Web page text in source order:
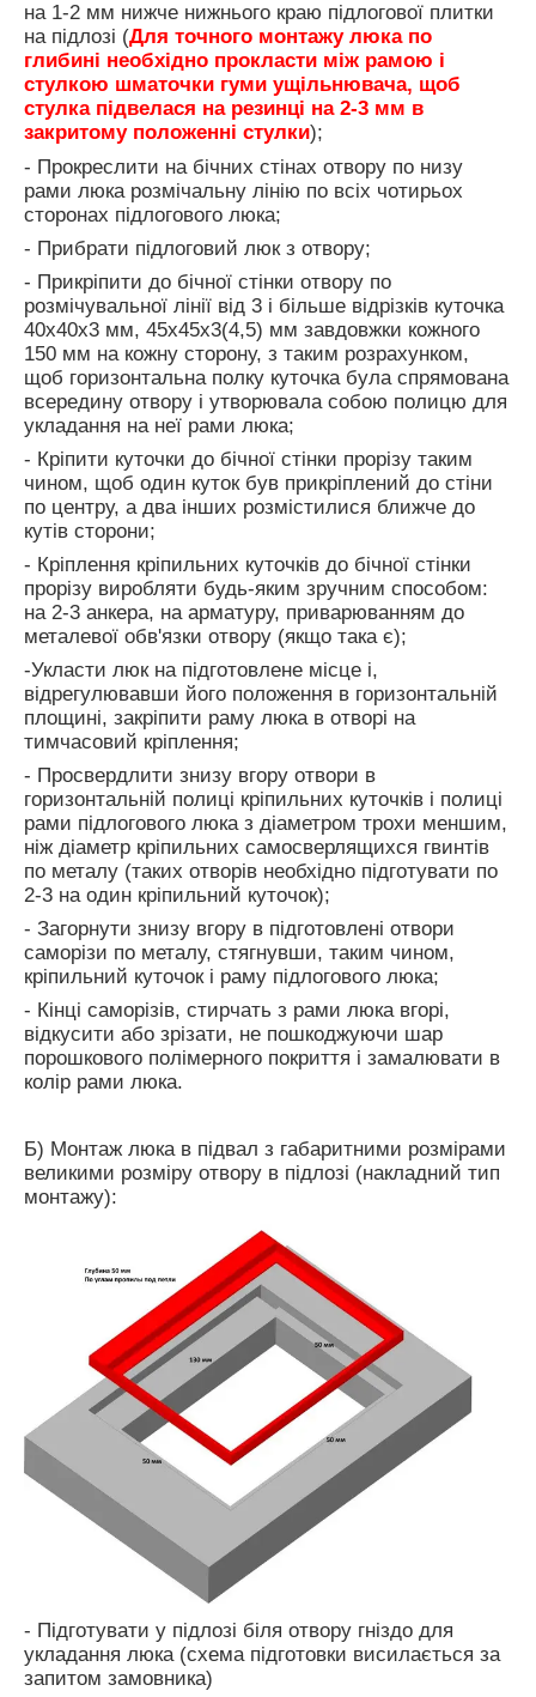
на 1-2 мм нижче нижнього краю підлогової плитки
на підлозі (Для точного монтажу люка по
глибині необхідно прокласти між рамою і
стулкою шматочки гуми ущільнювача, щоб
стулка підвелася на резинці на 2-3 мм в
закритому положенні стулки);
- Прокреслити на бічних стінах отвору по низу
рами люка розмічальну лінію по всіх чотирьох
сторонах підлогового люка;
- Прибрати підлоговий люк з отвору;
- Прикріпити до бічної стінки отвору по
розмічувальної лінії від 3 і більше відрізків куточка
40х40х3 мм, 45х45х3(4,5) мм завдовжки кожного
150 мм на кожну сторону, з таким розрахунком,
щоб горизонтальна полку куточка була спрямована
всередину отвору і утворювала собою полицю для
укладання на неї рами люка;
- Кріпити куточки до бічної стінки прорізу таким
чином, щоб один куток був прикріплений до стіни
по центру, а два інших розмістилися ближче до
кутів сторони;
- Кріплення кріпильних куточків до бічної стінки
прорізу виробляти будь-яким зручним способом:
на 2-3 анкера, на арматуру, приварюванням до
металевої обв'язки отвору (якщо така є);
-Укласти люк на підготовлене місце і,
відрегулювавши його положення в горизонтальній
площині, закріпити раму люка в отворі на
тимчасовий кріплення;
- Просвердлити знизу вгору отвори в
горизонтальній полиці кріпильних куточків і полиці
рами підлогового люка з діаметром трохи меншим,
ніж діаметр кріпильних самосверлящихся гвинтів
по металу (таких отворів необхідно підготувати по
2-3 на один кріпильний куточок);
- Загорнути знизу вгору в підготовлені отвори
саморізи по металу, стягнувши, таким чином,
кріпильний куточок і раму підлогового люка;
- Кінці саморізів, стирчать з рами люка вгорі,
відкусити або зрізати, не пошкоджуючи шар
порошкового полімерного покриття і замалювати в
колір рами люка.
Б) Монтаж люка в підвал з габаритними розмірами
великими розміру отвору в підлозі (накладний тип
монтажу):
- Підготувати у підлозі біля отвору гніздо для
укладання люка (схема підготовки висилається за
запитом замовника)